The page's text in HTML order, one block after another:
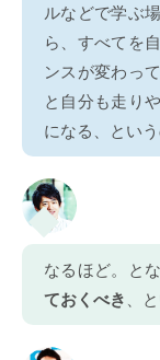
ルなどで学ぶ
ら、すべてを
ンスが変わっ
と自分も走り
になる、とい
なるほど。と
ておくべき
、